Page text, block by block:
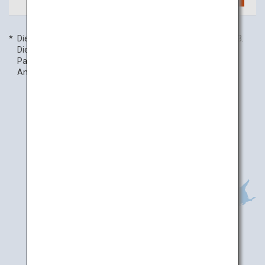
Die Flugfrequenzangaben beziehen sich auf den 1. Juli 2023.
Die Inlandsflugfrequenz umfasst Codeshare-Flüge mit
Partnerfluggesellschaften und kann ohne vorherige
Ankündigung geändert werden.